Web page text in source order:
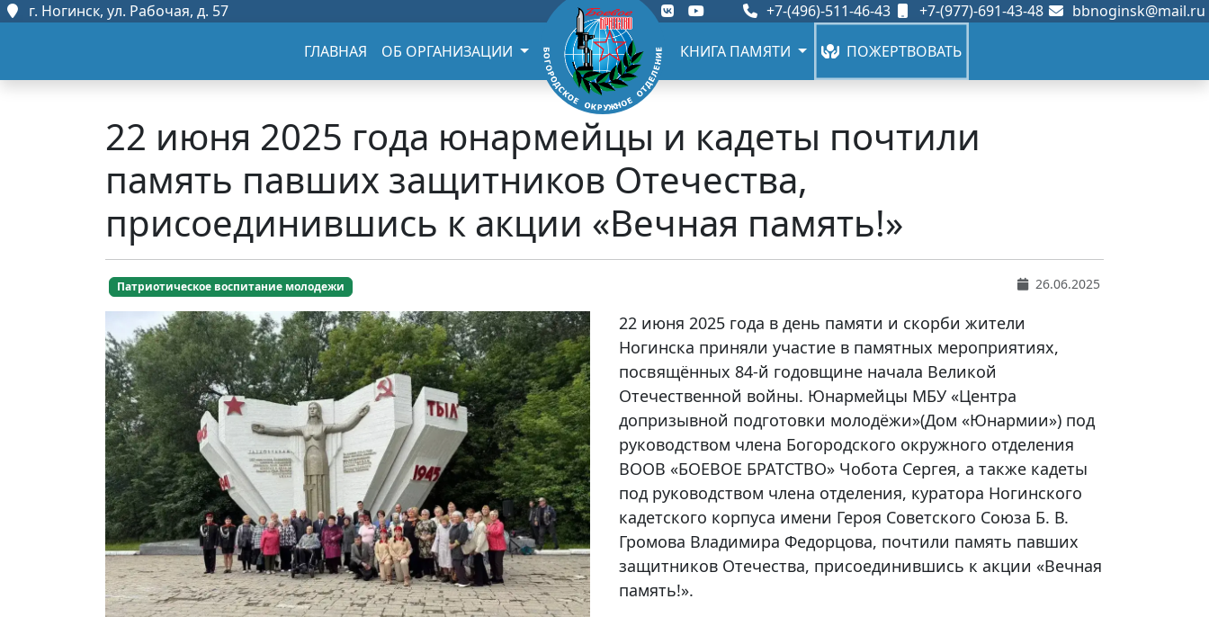
г. Ногинск, ул. Рабочая, д. 57 +7-(496)-511-46-43 +7-(977)-691-43-48 bbnoginsk@mail.ru
ГЛАВНАЯ ОБ ОРГАНИЗАЦИИ КНИГА ПАМЯТИ ПОЖЕРТВОВАТЬ
22 июня 2025 года юнармейцы и кадеты почтили
память павших защитников Отечества,
присоединившись к акции «Вечная память!»
Патриотическое воспитание молодежи 26.06.2025
22 июня 2025 года в день памяти и скорби жители
Ногинска приняли участие в памятных мероприятиях,
посвящённых 84-й годовщине начала Великой
Отечественной войны. Юнармейцы МБУ «Центра
допризывной подготовки молодёжи»(Дом «Юнармии») под
руководством члена Богородского окружного отделения
ВООВ «БОЕВОЕ БРАТСТВО» Чобота Сергея, а также кадеты
под руководством члена отделения, куратора Ногинского
кадетского корпуса имени Героя Советского Союза Б. В.
Громова Владимира Федорцова, почтили память павших
защитников Отечества, присоединившись к акции «Вечная
память!».